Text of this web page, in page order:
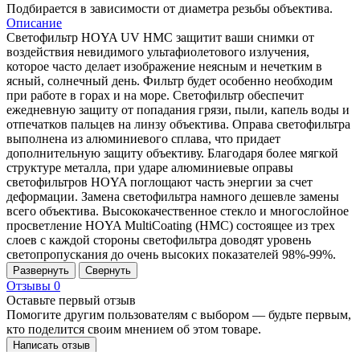
Подбирается в зависимости от диаметра резьбы объектива.
Описание
Светофильтр HOYA UV HMC защитит ваши снимки от
воздействия невидимого ультафиолетового излучения,
которое часто делает изображение неясным и нечетким в
ясный, солнечный день. Фильтр будет особенно необходим
при работе в горах и на море. Светофильтр обеспечит
ежедневную защиту от попадания грязи, пыли, капель воды и
отпечатков пальцев на линзу объектива. Оправа светофильтра
выполнена из алюминиевого сплава, что придает
дополнительную защиту объективу. Благодаря более мягкой
структуре металла, при ударе алюминиевые оправы
светофильтров HOYA поглощают часть энергии за счет
деформации. Замена светофильтра намного дешевле замены
всего объектива. Высококачественное стекло и многослойное
просветление HOYA MultiCoating (HMC) состоящее из трех
слоев с каждой стороны светофильтра доводят уровень
светопропускания до очень высоких показателей 98%-99%.
Развернуть Свернуть
Отзывы 0
Оставьте первый отзыв
Помогите другим пользователям с выбором — будьте первым,
кто поделится своим мнением об этом товаре.
Написать отзыв